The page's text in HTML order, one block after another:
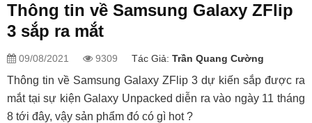
Thông tin về Samsung Galaxy ZFlip
3 sắp ra mắt
09/08/2021 9309 Tác Giả: Trần Quang Cường
Thông tin về Samsung Galaxy ZFlip 3 dự kiến sắp được ra
mắt tại sự kiện Galaxy Unpacked diễn ra vào ngày 11 tháng
8 tới đây, vậy sản phẩm đó có gì hot ?